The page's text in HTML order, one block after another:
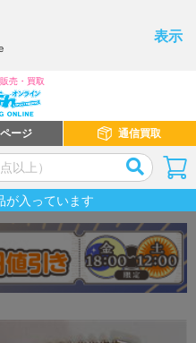
表示
売・買取
ージ 通信買取
が入っています